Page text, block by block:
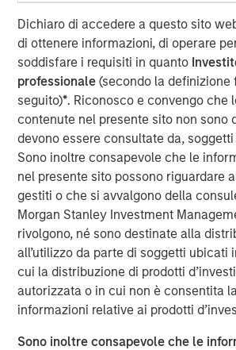
Dichiaro di accedere a questo sito
di ottenere informazioni, di operare
soddisfare i requisiti in quanto
professionale(secondo la definizione
seguito)*. Riconosco e convengo che
contenute nel presente sito non sono
devono essere consultate da,
Sono inoltre consapevole che le
nel presente sito possono riguardare
gestiti o che si avvalgono della
Morgan Stanley Investment
rivolgono, né sono destinate alla
all’utilizzo da parte di soggetti ubicati
cui la distribuzione di prodotti
autorizzata o in cui non è consentita
informazioni relative ai prodotti
Sono inoltre consapevole che le
from existing investor Charlesbank
Bridgepointe management.
Bridgepointe, based in San Mateo,
organizations plan, implement and
that drive business outcomes.
team of technology strategists, a
ecosystem and a comprehensive
services, the Company advises
cloud and IT infrastructure decisions,
selection.
Ashwin Krishnan, North America Head
Private Credit, said “Morgan Stanley
pleased to support Bridgepointe’s
plans as it broadens its capabilities to
customers and partners. We look
as they pursue strategic acquisitions,